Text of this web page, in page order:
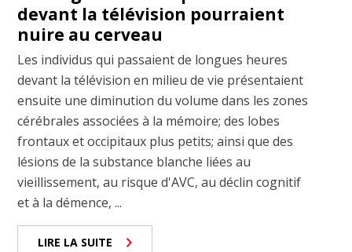
devant la télévision pourraient
nuire au cerveau
Les individus qui passaient de longues heures
devant la télévision en milieu de vie présentaient
ensuite une diminution du volume dans les zones
cérébrales associées à la mémoire; des lobes
frontaux et occipitaux plus petits; ainsi que des
lésions de la substance blanche liées au
vieillissement, au risque d'AVC, au déclin cognitif
et à la démence, ...
LIRE LA SUITE